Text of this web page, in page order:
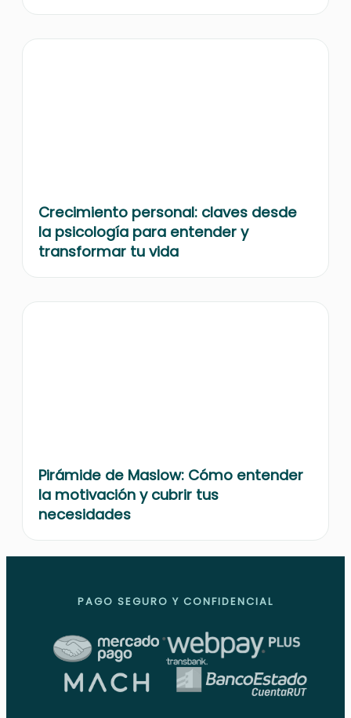
Crecimiento personal: claves desde
la psicología para entender y
transformar tu vida
Pirámide de Maslow: Cómo entender
la motivación y cubrir tus
necesidades
PAGO SEGURO Y CONFIDENCIAL